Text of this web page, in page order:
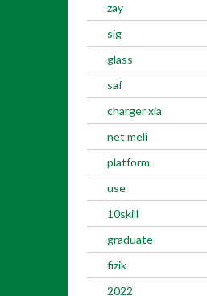
zay
sig
glass
saf
charger xia
net meli
platform
use
10skill
graduate
fizik
2022